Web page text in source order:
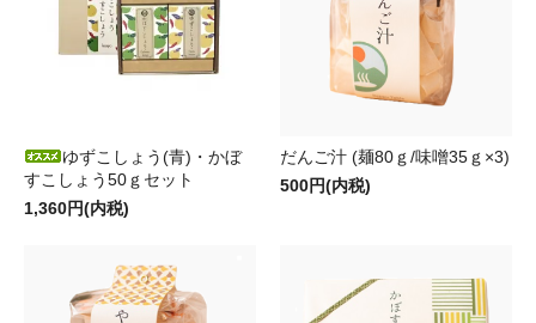
ゆずこしょう(青)・かぼ
すこしょう50ｇセット
1,360円(内税)
だんご汁 (麺80ｇ/味噌35ｇ×3)
500円(内税)